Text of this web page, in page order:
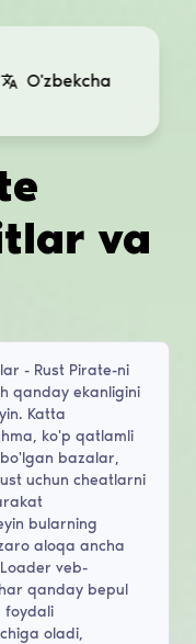
O'zbekcha
va
- Rust Pirate-ni
qanday ekanligini
Katta
ko'p qatlamli
bazalar,
uchun cheatlarni
bularning
aloqa ancha
veb-
qanday bepul
foydali
oladi,